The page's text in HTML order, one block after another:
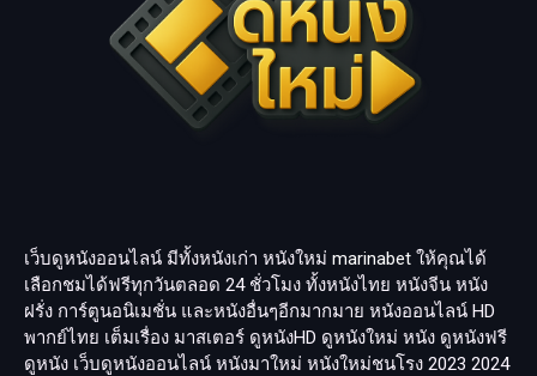
เว็บดูหนังออนไลน์ มีทั้งหนังเก่า หนังใหม่ marinabet ให้คุณได้
เลือกชมได้ฟรีทุกวันตลอด 24 ชั่วโมง ทั้งหนังไทย หนังจีน หนัง
ฝรั่ง การ์ตูนอนิเมชั่น และหนังอื่นๆอีกมากมาย หนังออนไลน์ HD
พากย์ไทย เต็มเรื่อง มาสเตอร์ ดูหนังHD ดูหนังใหม่ หนัง ดูหนังฟรี
ดูหนัง เว็บดูหนังออนไลน์ หนังมาใหม่ หนังใหม่ชนโรง 2023 2024